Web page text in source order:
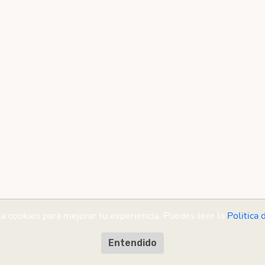
cookies para mejorar tu experiencia. Puedes leer la Politica
Entendido